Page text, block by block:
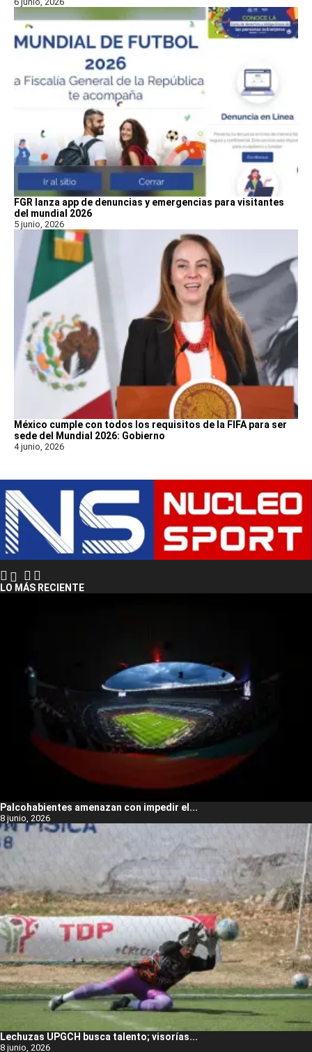
FGR lanza app de denuncias y emergencias para visitantes
del mundial 2026
5 junio, 2026
México cumple con todos los requisitos de la FIFA para ser
sede del Mundial 2026: Gobierno
4 junio, 2026
LO MÁS RECIENTE
Palcohabientes amenazan con impedir el...
8 junio, 2026
Lechuzas UPGCH busca talento; visorías...
8 junio, 2026